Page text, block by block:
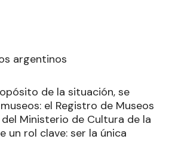
argentinos
de la situación, se
el Registro de Museos
Ministerio de Cultura de la
un rol clave: ser la única